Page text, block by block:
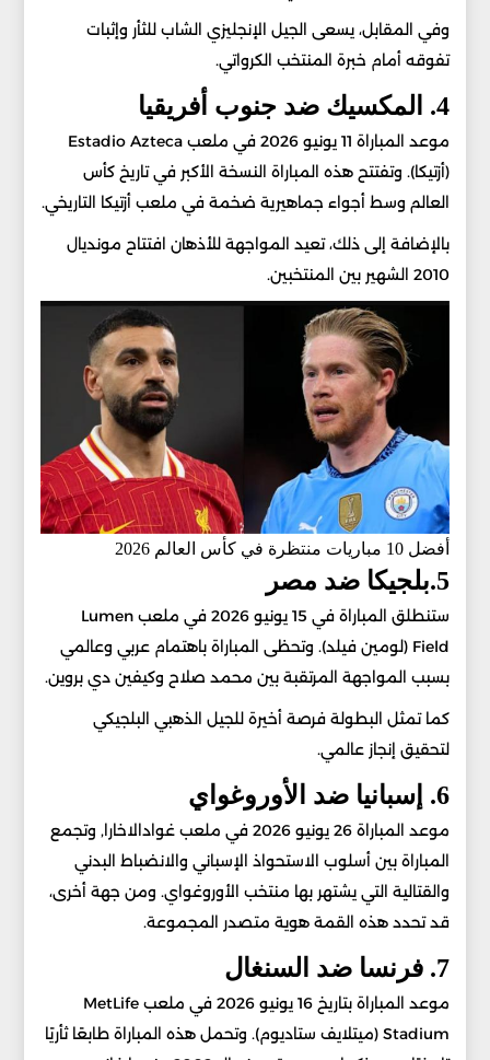
وفي المقابل، يسعى الجيل الإنجليزي الشاب للثأر وإثبات
تفوقه أمام خبرة المنتخب الكرواتي.
4. المكسيك ضد جنوب أفريقيا
موعد المباراة 11 يونيو 2026 في ملعب Estadio Azteca
(أزتيكا). وتفتتح هذه المباراة النسخة الأكبر في تاريخ كأس
العالم وسط أجواء جماهيرية ضخمة في ملعب أزتيكا التاريخي.
بالإضافة إلى ذلك، تعيد المواجهة للأذهان افتتاح مونديال
2010 الشهير بين المنتخبين.
أفضل 10 مباريات منتظرة في كأس العالم 2026
5.بلجيكا ضد مصر
ستنطلق المباراة في 15 يونيو 2026 في ملعب Lumen
Field (لومين فيلد). وتحظى المباراة باهتمام عربي وعالمي
بسبب المواجهة المرتقبة بين محمد صلاح وكيفين دي بروين.
كما تمثل البطولة فرصة أخيرة للجيل الذهبي البلجيكي
لتحقيق إنجاز عالمي.
6. إسبانيا ضد الأوروغواي
موعد المباراة 26 يونيو 2026 في ملعب غوادالاخارا, وتجمع
المباراة بين أسلوب الاستحواذ الإسباني والانضباط البدني
والقتالية التي يشتهر بها منتخب الأوروغواي. ومن جهة أخرى،
قد تحدد هذه القمة هوية متصدر المجموعة.
7. فرنسا ضد السنغال
موعد المباراة بتاريخ 16 يونيو 2026 في ملعب MetLife
Stadium (ميتلايف ستاديوم). وتحمل هذه المباراة طابعًا ثأريًا